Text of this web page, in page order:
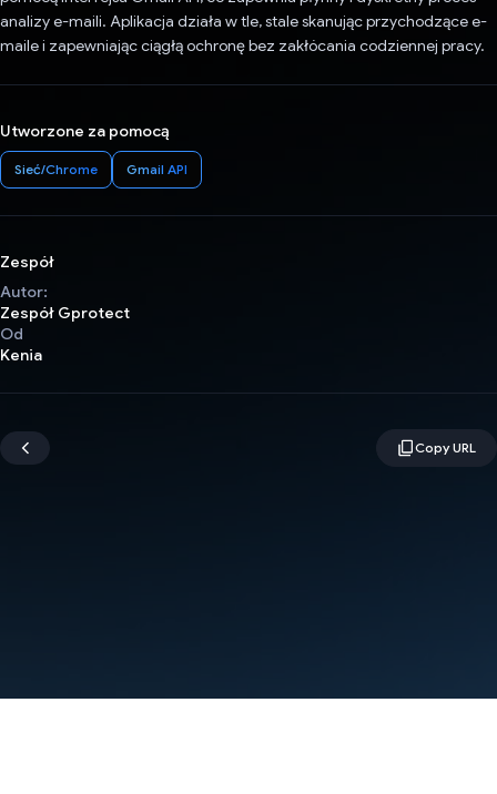
analizy e-maili. Aplikacja działa w tle, stale skanując przychodzące e-
maile i zapewniając ciągłą ochronę bez zakłócania codziennej pracy.
Utworzone za pomocą
Sieć/Chrome Gmail API
Zespół
Autor:
Zespół Gprotect
Od
Kenia